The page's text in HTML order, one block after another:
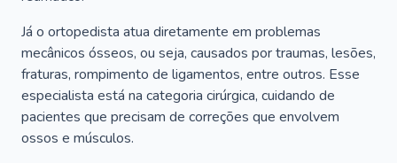
Já o ortopedista atua diretamente em problemas
mecânicos ósseos, ou seja, causados por traumas, lesões,
fraturas, rompimento de ligamentos, entre outros. Esse
especialista está na categoria cirúrgica, cuidando de
pacientes que precisam de correções que envolvem
ossos e músculos.